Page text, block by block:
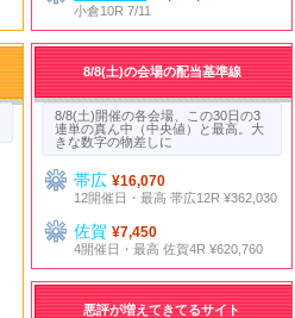
小倉10R 7/11
8/8(土)の会場の配当基準線
8/8(土)開催の各会場、この30日の3
連単の真ん中（中央値）と最高。大
きな数字の物差しに
帯広¥16,070
12開催日・最高 帯広12R ¥362,030
佐賀¥7,450
4開催日・最高 佐賀4R ¥620,760
悪評が増えてきてるサイト